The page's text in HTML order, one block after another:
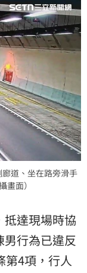
道、坐在路旁滑手
畫面）
達現場時協
行為已違反
第4項，行人